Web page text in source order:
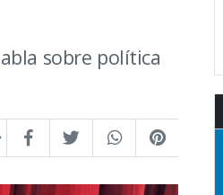
sobre política